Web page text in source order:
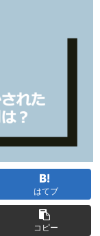
はてブ
コピー